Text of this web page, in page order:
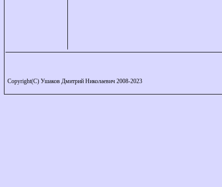
Copyright(C) Ушаков Дмитрий Николаевич 2008-2023